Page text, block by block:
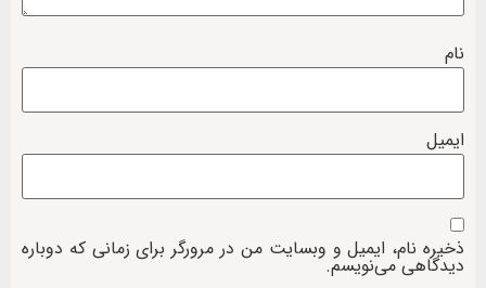
نام
ایمیل
ذخیره نام، ایمیل و وبسایت من در مرورگر برای زمانی که دوباره
دیدگاهی می‌نویسم.